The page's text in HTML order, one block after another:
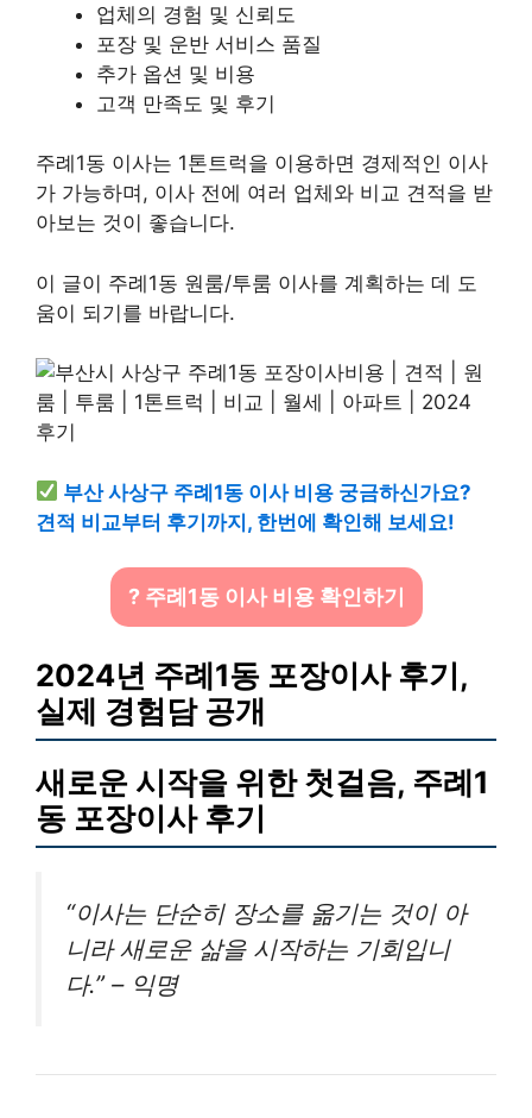
업체의 경험 및 신뢰도
포장 및 운반 서비스 품질
추가 옵션 및 비용
고객 만족도 및 후기
주례1동 이사는 1톤트럭을 이용하면 경제적인 이사
가 가능하며, 이사 전에 여러 업체와 비교 견적을 받
아보는 것이 좋습니다.
이 글이 주례1동 원룸/투룸 이사를 계획하는 데 도
움이 되기를 바랍니다.
부산 사상구 주례1동 이사 비용 궁금하신가요?
견적 비교부터 후기까지, 한번에 확인해 보세요!
? 주례1동 이사 비용 확인하기
2024년 주례1동 포장이사 후기,
실제 경험담 공개
새로운 시작을 위한 첫걸음, 주례1
동 포장이사 후기
“이사는 단순히 장소를 옮기는 것이 아
니라 새로운 삶을 시작하는 기회입니
다.” – 익명